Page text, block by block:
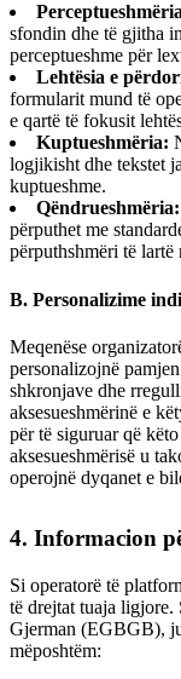
sfondin dhe të gjitha
perceptueshme për
Lehtësia e
formularit mund të
e qartë të fokusit
Kuptueshmëria:
logjikisht dhe tekstet
kuptueshme.
Qëndrueshmëria:
përputhet me
përputhshmëri të
B. Personalizime
Meqenëse
personalizojnë
shkronjave dhe
aksesueshmërinë e
për të siguruar që
aksesueshmërisë u
operojnë dyqanet e
4. Informacion
Si operatorë të
të drejtat tuaja
Gjerman (EGBGB),
mëposhtëm: